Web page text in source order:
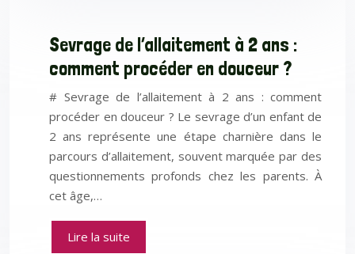
Sevrage de l’allaitement à 2 ans :
comment procéder en douceur ?
# Sevrage de l’allaitement à 2 ans : comment
procéder en douceur ? Le sevrage d’un enfant de
2 ans représente une étape charnière dans le
parcours d’allaitement, souvent marquée par des
questionnements profonds chez les parents. À
cet âge,…
Lire la suite